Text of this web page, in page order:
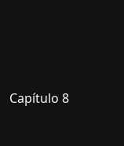
Capítulo 8